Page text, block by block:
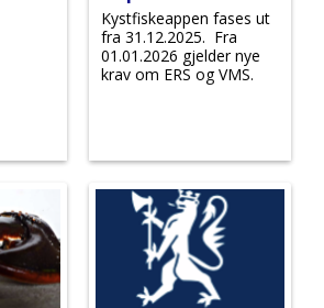
Kystfiskeappen fases ut
fra 31.12.2025. Fra
01.01.2026 gjelder nye
krav om ERS og VMS.